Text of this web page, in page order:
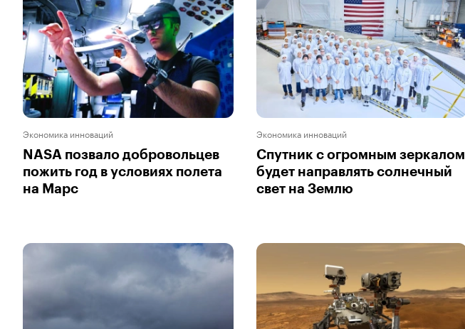
Экономика инноваций
NASA позвало добровольцев
пожить год в условиях полета
на Марс
Экономика инноваций
Спутник с огромным зеркалом
будет направлять солнечный
свет на Землю